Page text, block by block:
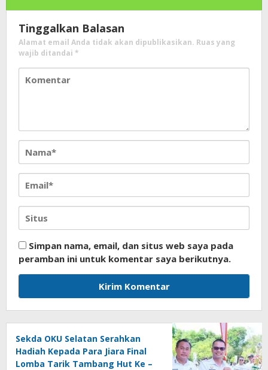
Tinggalkan Balasan
Alamat email Anda tidak akan dipublikasikan. Ruas yang
wajib ditandai *
Simpan nama, email, dan situs web saya pada
peramban ini untuk komentar saya berikutnya.
Sekda OKU Selatan Serahkan
Hadiah Kepada Para Jiara Final
Lomba Tarik Tambang Hut Ke –